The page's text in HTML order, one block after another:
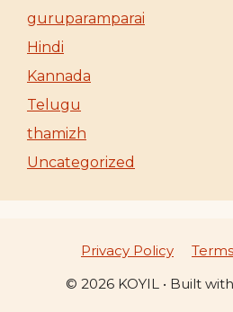
guruparamparai
Hindi
Kannada
Telugu
thamizh
Uncategorized
Privacy Policy
© 2026 KOYIL• Built with